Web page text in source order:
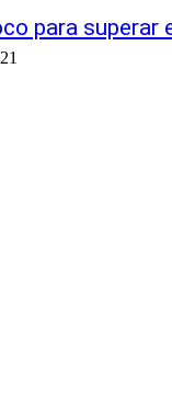
para superar